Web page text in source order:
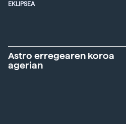
EKLIPSEA
Astro erregearen koroa
agerian